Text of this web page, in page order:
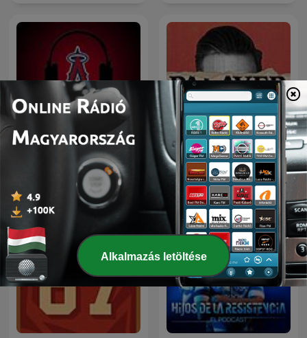
Los Angeles Angels
Podcast
Palaver
Alkalmazás letöltése